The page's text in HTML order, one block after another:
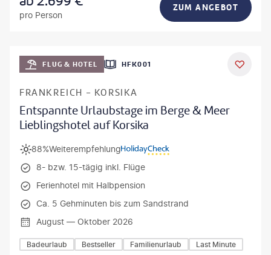
pro Person
ZUM ANGEBOT
DEAL
FLUG & HOTEL HFK001
FRANKREICH - KORSIKA
Entspannte Urlaubstage im Berge & Meer
Lieblingshotel auf Korsika
Weiterempfehlung
88%
8- bzw. 15-tägig inkl. Flüge
Ferienhotel mit Halbpension
Ca. 5 Gehminuten bis zum Sandstrand
August — Oktober 2026
Badeurlaub Bestseller Familienurlaub Last Minute